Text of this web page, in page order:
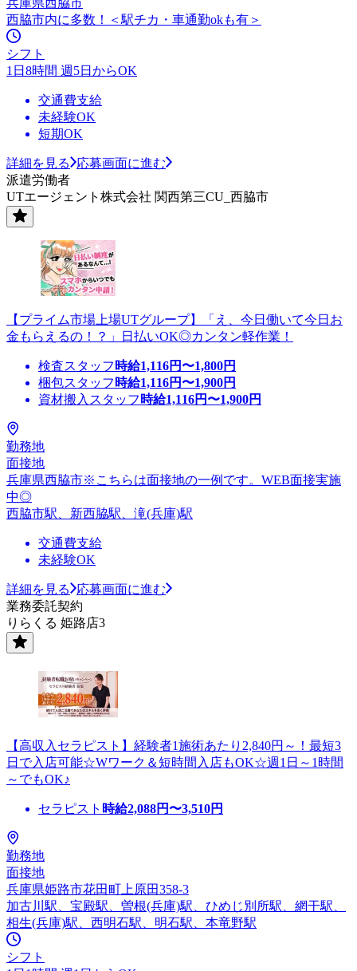
西脇市内に多数！＜駅チカ・車通勤okも有＞
シフト
1日8時間 週5日からOK
交通費支給
未経験OK
短期OK
詳細を見る
応募画面に進む
派遣労働者
UTエージェント株式会社 関西第三CU_西脇市
【プライム市場上場UTグループ】「え、今日働いて今日お
金もらえるの！？」日払いOK◎カンタン軽作業！
検査スタッフ 時給1,116円〜1,800円
梱包スタッフ 時給1,116円〜1,900円
資材搬入スタッフ 時給1,116円〜1,900円
勤務地
面接地
兵庫県西脇市※こちらは面接地の一例です。WEB面接実施
中◎
西脇市駅、新西脇駅、滝(兵庫)駅
交通費支給
未経験OK
詳細を見る
応募画面に進む
業務委託契約
りらくる 姫路店3
【高収入セラピスト】経験者1施術あたり2,840円～！最短3
日で入店可能☆Wワーク＆短時間入店もOK☆週1日～1時間
～でもOK♪
セラピスト 時給2,088円〜3,510円
勤務地
面接地
兵庫県姫路市花田町上原田358-3
加古川駅、宝殿駅、曽根(兵庫)駅、ひめじ別所駅、網干駅、
相生(兵庫)駅、西明石駅、明石駅、本竜野駅
シフト